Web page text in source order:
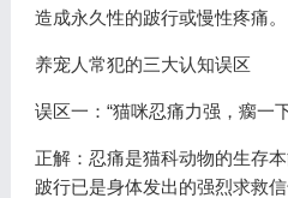
造成永久性的跛行或慢性疼痛。
养宠人常犯的三大认知误区
误区一：“猫咪忍痛力强，瘸一
正解：忍痛是猫科动物的生存
跛行已是身体发出的强烈求救